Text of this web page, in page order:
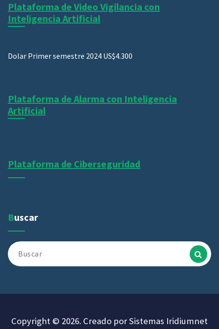
Plataforma de Video Vigilancia con
Inteligencia Artificial
Dolar Primer semestre 2024 US$4.300
Plataforma de Alarma con Inteligencia
Artificial
Plataforma de Ciberseguridad
Buscar
Buscar:
Copyright © 2026. Creado por Sistemas Iridiumnet